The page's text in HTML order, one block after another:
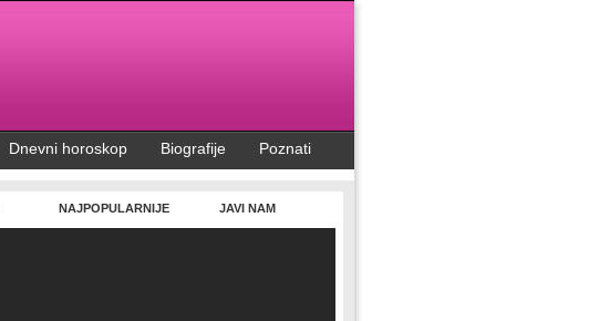
Dnevni horoskop Biografije Poznati
NAJPOPULARNIJE JAVI NAM